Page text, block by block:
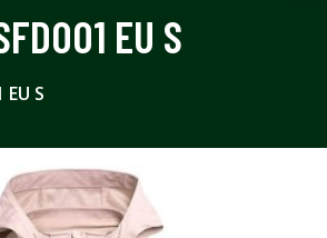
EU S
S